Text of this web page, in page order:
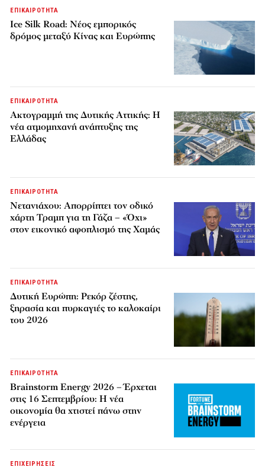
ΕΠΙΚΑΙΡΟΤΗΤΑ
Ice Silk Road: Nέος εμπορικός
δρόμος μεταξύ Κίνας και Ευρώπης
ΕΠΙΚΑΙΡΟΤΗΤΑ
Ακτογραμμή της Δυτικής Αττικής: Η
νέα ατμομηχανή ανάπτυξης της
Ελλάδας
ΕΠΙΚΑΙΡΟΤΗΤΑ
Νετανιάχου: Απορρίπτει τον οδικό
χάρτη Τραμπ για τη Γάζα – «Όχι»
στον εικονικό αφοπλισμό της Χαμάς
ΕΠΙΚΑΙΡΟΤΗΤΑ
Δυτική Ευρώπη: Ρεκόρ ζέστης,
ξηρασία και πυρκαγιές το καλοκαίρι
του 2026
ΕΠΙΚΑΙΡΟΤΗΤΑ
Brainstorm Energy 2026 – Έρχεται
στις 16 Σεπτεμβρίου: Η νέα
οικονομία θα χτιστεί πάνω στην
ενέργεια
ΕΠΙΧΕΙΡΗΣΕΙΣ